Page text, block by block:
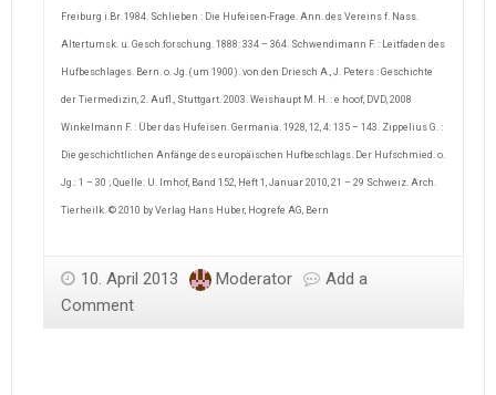
Freiburg i.Br. 1984. Schlieben : Die Hufeisen-Frage. Ann. des Vereins f. Nass.
Altertumsk. u. Gesch.forschung. 1888: 334 – 364. Schwendimann F. : Leitfaden des
Hufbeschlages. Bern. o. Jg. (um 1900). von den Driesch A., J. Peters : Geschichte
der Tiermedizin, 2. Aufl., Stuttgart. 2003. Weishaupt M. H. : e hoof, DVD, 2008
Winkelmann F. : Über das Hufeisen. Germania. 1928, 12, 4: 135 – 143. Zippelius G. :
Die geschichtlichen Anfänge des europäischen Hufbeschlags. Der Hufschmied. o.
Jg.: 1 – 30 ; Quelle: U. Imhof, Band 152, Heft 1, Januar 2010, 21 – 29 Schweiz. Arch.
Tierheilk. © 2010 by Verlag Hans Huber, Hogrefe AG, Bern
10. April 2013 Moderator
Add a
Comment